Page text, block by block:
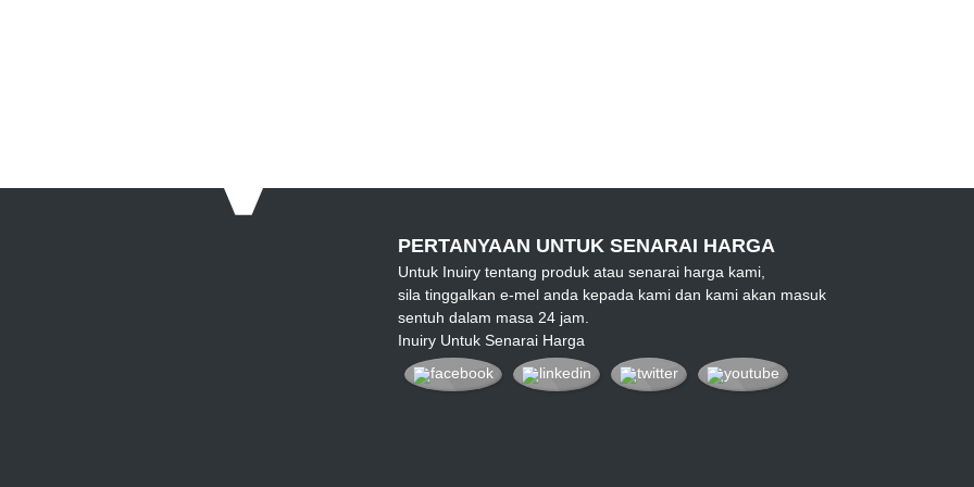
PERTANYAAN UNTUK SENARAI HARGA
Untuk Inuiry tentang produk atau senarai harga kami,
sila tinggalkan e-mel anda kepada kami dan kami akan masuk
sentuh dalam masa 24 jam.
Inuiry Untuk Senarai Harga